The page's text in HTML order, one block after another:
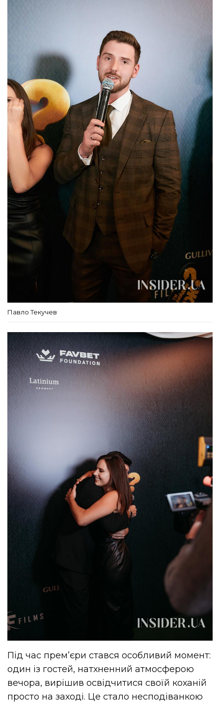
Павло Текучев
Під час прем’єри стався особливий момент:
один із гостей, натхненний атмосферою
вечора, вирішив освідчитися своїй коханій
просто на заході. Це стало несподіванкою